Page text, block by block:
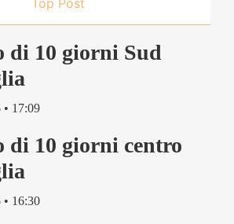
di 10 giorni Sud
17:09
10 giorni centro
16:30